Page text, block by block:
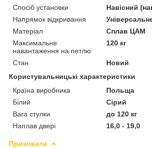
Спосіб установки
Навісний
Напрямок відкривання
Матеріал
Сплав ЦАМ
Максимальне
навантаження на петлю
120 кг
Стан
Новий
Користувальницькі характеристики
Країна виробника
Польща
Білий
Сірий
Вага стулки
до 120 кг
Наплав двері
16,0 - 19,0
Приховати